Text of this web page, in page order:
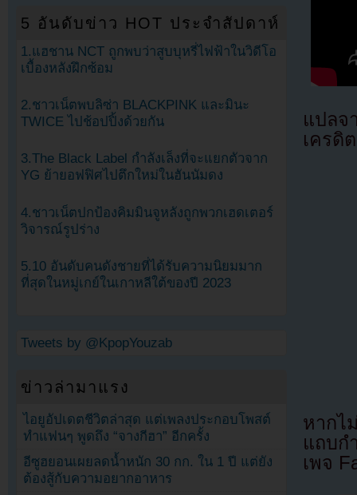
แปล
เครดิ
หากไ
แถบก
เพจ
5 อันดับข่าว HOT ประจำสัปดาห์
1.แฮชาน NCT ถูกพบว่าสูบบุหรี่ไฟฟ้าในวิดีโอ
เบื้องหลังฝึกซ้อม
2.ชาวเน็ตพบลิซ่า BLACKPINK และมินะ
TWICE ไปช้อปปิ้งด้วยกัน
3.The Black Label กำลังเล็งที่จะแยกตัวจาก
YG ย้ายอฟฟิศไปตึกใหม่ในฮันนัมดง
4.ชาวเน็ตปกป้องคิมมินจูหลังถูกพวกเฮดเตอร์
วิจารณ์รูปร่าง
5.10 อันดับคนดังชายที่ได้รับความนิยมมาก
ที่สุดในหมู่เกย์ในเกาหลีใต้ของปี 2023
Tweets by @KpopYouzab
ข่าวล่ามาแรง
ไอยูอัปเดตชีวิตล่าสุด แต่เพลงประกอบโพสต์
ทำแฟนๆ พูดถึง “จางกีฮา” อีกครั้ง
อีซูฮยอนเผยลดน้ำหนัก 30 กก. ใน 1 ปี แต่ยัง
ต้องสู้กับความอยากอาหาร